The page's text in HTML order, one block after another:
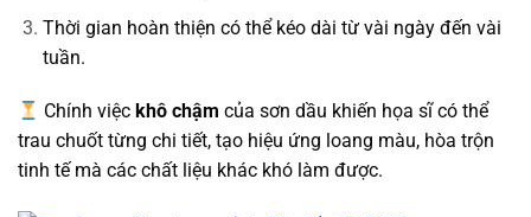
Thời gian hoàn thiện có thể kéo dài từ vài ngày đến vài
tuần.
Chính việc khô chậm của sơn dầu khiến họa sĩ có thể
trau chuốt từng chi tiết, tạo hiệu ứng loang màu, hòa trộn
tinh tế mà các chất liệu khác khó làm được.